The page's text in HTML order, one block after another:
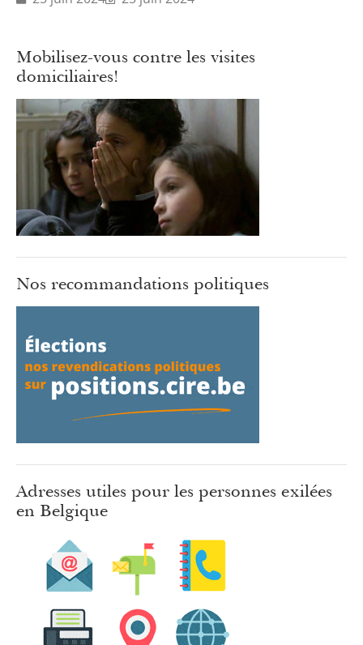
Mobilisez-vous contre les visites
domiciliaires!
Nos recommandations politiques
Adresses utiles pour les personnes exilées
en Belgique